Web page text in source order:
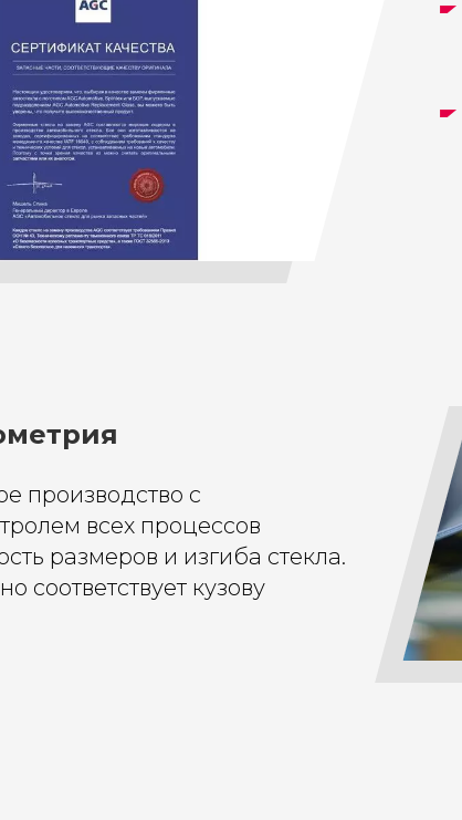
производство с
всех процессов
размеров и изгиба стекла.
соответствует кузову